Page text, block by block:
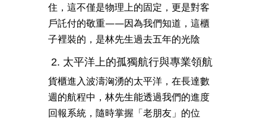
住，這不僅是物理上的固定，更是對客
戶託付的敬重——因為我們知道，這櫃
子裡裝的，是林先生過去五年的光陰
2. 太平洋上的孤獨航行與專業領航
貨櫃進入波濤洶湧的太平洋，在長達數
週的航程中，林先生能透過我們的進度
回報系統，隨時掌握「老朋友」的位